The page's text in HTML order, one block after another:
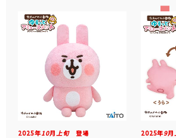
2025年10月 上旬登場 2025年9月